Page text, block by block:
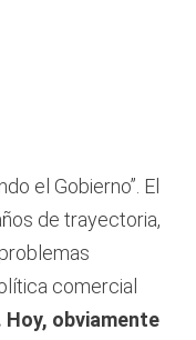
el Gobierno”. El
de trayectoria,
comercial
obviamente